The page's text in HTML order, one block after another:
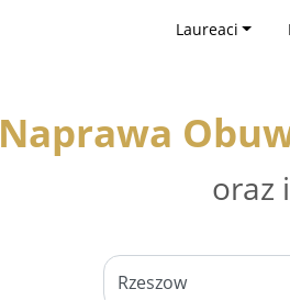
Laureaci
Naprawa
oraz